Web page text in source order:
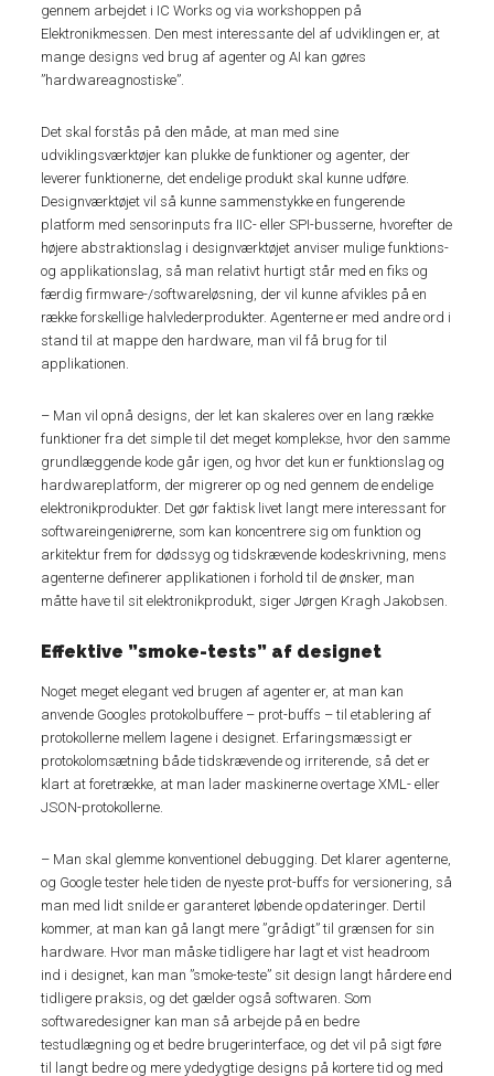
gennem arbejdet i IC Works og via workshoppen på
Elektronikmessen. Den mest interessante del af udviklingen er, at
mange designs ved brug af agenter og AI kan gøres
”hardwareagnostiske”.
Det skal forstås på den måde, at man med sine
udviklingsværktøjer kan plukke de funktioner og agenter, der
leverer funktionerne, det endelige produkt skal kunne udføre.
Designværktøjet vil så kunne sammenstykke en fungerende
platform med sensorinputs fra IIC- eller SPI-busserne, hvorefter de
højere abstraktionslag i designværktøjet anviser mulige funktions-
og applikationslag, så man relativt hurtigt står med en fiks og
færdig firmware-/softwareløsning, der vil kunne afvikles på en
række forskellige halvlederprodukter. Agenterne er med andre ord i
stand til at mappe den hardware, man vil få brug for til
applikationen.
– Man vil opnå designs, der let kan skaleres over en lang række
funktioner fra det simple til det meget komplekse, hvor den samme
grundlæggende kode går igen, og hvor det kun er funktionslag og
hardwareplatform, der migrerer op og ned gennem de endelige
elektronikprodukter. Det gør faktisk livet langt mere interessant for
softwareingeniørerne, som kan koncentrere sig om funktion og
arkitektur frem for dødssyg og tidskrævende kodeskrivning, mens
agenterne definerer applikationen i forhold til de ønsker, man
måtte have til sit elektronikprodukt, siger Jørgen Kragh Jakobsen.
Effektive ”smoke-tests” af designet
Noget meget elegant ved brugen af agenter er, at man kan
anvende Googles protokolbuffere – prot-buffs – til etablering af
protokollerne mellem lagene i designet. Erfaringsmæssigt er
protokolomsætning både tidskrævende og irriterende, så det er
klart at foretrække, at man lader maskinerne overtage XML- eller
JSON-protokollerne.
– Man skal glemme konventionel debugging. Det klarer agenterne,
og Google tester hele tiden de nyeste prot-buffs for versionering, så
man med lidt snilde er garanteret løbende opdateringer. Dertil
kommer, at man kan gå langt mere ”grådigt” til grænsen for sin
hardware. Hvor man måske tidligere har lagt et vist headroom
ind i designet, kan man ”smoke-teste” sit design langt hårdere end
tidligere praksis, og det gælder også softwaren. Som
softwaredesigner kan man så arbejde på en bedre
testudlægning og et bedre brugerinterface, og det vil på sigt føre
til langt bedre og mere ydedygtige designs på kortere tid og med